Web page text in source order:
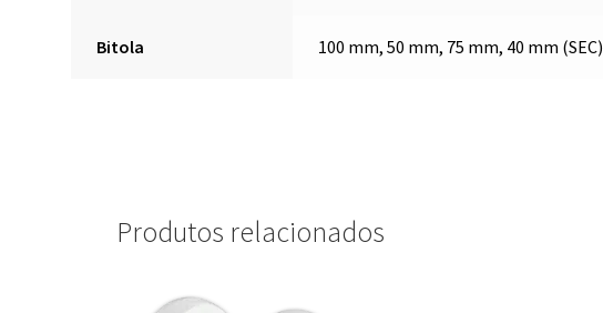
Bitola 100 mm, 50 mm, 75 mm, 40 mm (SEC)
Produtos relacionados